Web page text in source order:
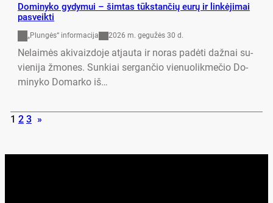
Do­mi­ny­ko gy­dy­mui – šim­tas tūks­tan­čių eu­rų ir lin­kė­ji­mai
pa­sveik­ti
„Plungės“ informacija 2026 m. gegužės 30 d.
Ne­lai­mės aki­vaiz­do­je at­jau­ta ir no­ras pa­dė­ti daž­nai su­
vie­ni­ja žmo­nes. Sun­kiai ser­gan­čio vie­nuo­lik­me­čio Do­
mi­ny­ko Do­mar­ko iš…
1 2 3 »